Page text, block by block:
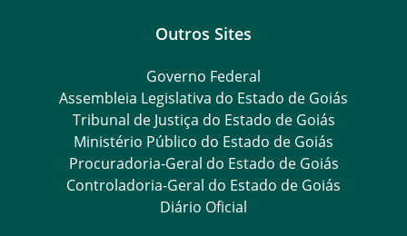
Outros Sites
Governo Federal
Assembleia Legislativa do Estado de Goiás
Tribunal de Justiça do Estado de Goiás
Ministério Público do Estado de Goiás
Procuradoria-Geral do Estado de Goiás
Controladoria-Geral do Estado de Goiás
Diário Oficial